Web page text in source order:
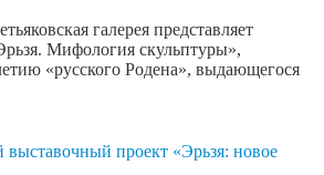
галерея представляет
Мифология скульптуры»,
«русского Родена», выдающегося